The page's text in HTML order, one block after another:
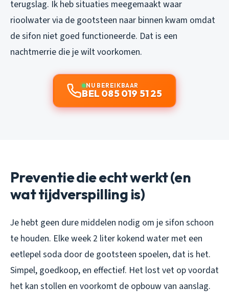
terugslag. Ik heb situaties meegemaakt waar
rioolwater via de gootsteen naar binnen kwam omdat
de sifon niet goed functioneerde. Dat is een
nachtmerrie die je wilt voorkomen.
NU BEREIKBAAR
BEL 085 019 51 25
Preventie die echt werkt (en
wat tijdverspilling is)
Je hebt geen dure middelen nodig om je sifon schoon
te houden. Elke week 2 liter kokend water met een
eetlepel soda door de gootsteen spoelen, dat is het.
Simpel, goedkoop, en effectief. Het lost vet op voordat
het kan stollen en voorkomt de opbouw van aanslag.